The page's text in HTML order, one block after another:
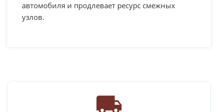
автомобиля и продлевает ресурс смежных
узлов.